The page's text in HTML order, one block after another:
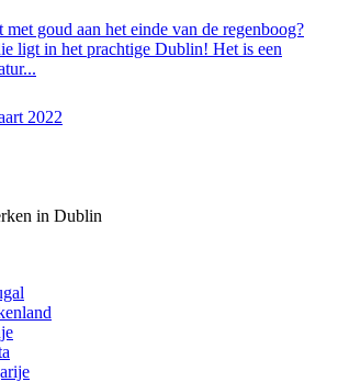
goud aan het einde van de regenboog?
ligt in het prachtige Dublin! Het is een
2022
in Dublin